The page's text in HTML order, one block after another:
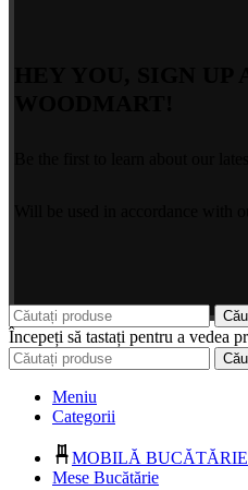
Începeți să tastați pentru a vedea
Meniu
Categorii
MOBILĂ BUCĂTĂRIE
Mese Bucătărie